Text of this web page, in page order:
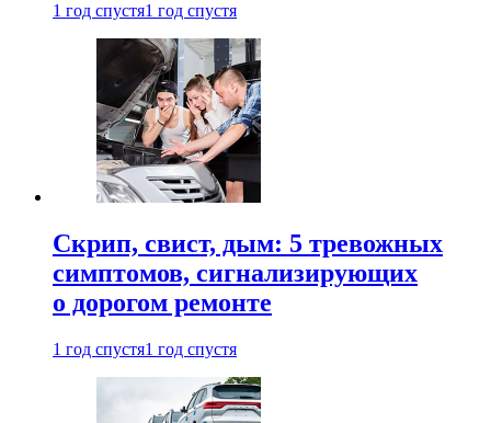
1 год спустя1 год спустя
Скрип, свист, дым: 5 тревожных
симптомов, сигнализирующих
о дорогом ремонте
1 год спустя1 год спустя